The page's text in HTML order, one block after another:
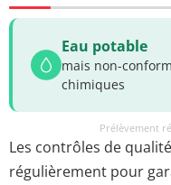
Eau potable
mais non-
chimiques
Prélèvement
Les contrôles de
régulièrement pour